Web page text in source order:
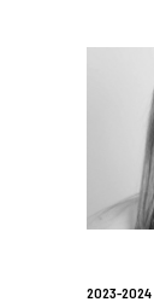
2023-2024